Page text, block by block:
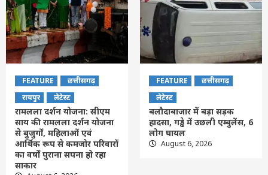
FEATURE
छत्तीसगढ़
रायपुर
लेटेस्ट
रामलला दर्शन योजना: सीएम
साय की रामलला दर्शन योजना
से बुजुर्गों, महिलाओं एवं
आर्थिक रूप से कमजोर परिवारों
का वर्षों पुराना सपना हो रहा
साकार
FEATURE
छत्तीसगढ़
लेटेस्ट
बलौदाबाजार में बड़ा सड़क
हादसा, गड्ढे में उछली एम्बुलेंस, 6
लोग घायल
August 6, 2026